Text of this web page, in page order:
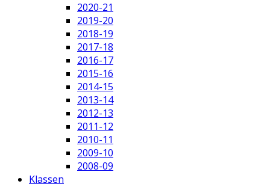
2020-21
2019-20
2018-19
2017-18
2016-17
2015-16
2014-15
2013-14
2012-13
2011-12
2010-11
2009-10
2008-09
Klassen